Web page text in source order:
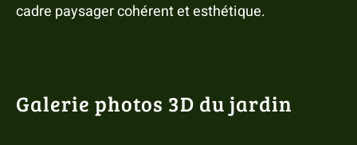
cadre paysager cohérent et esthétique.
Galerie photos 3D du jardin